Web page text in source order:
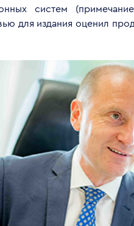
систем
для издания ​​оценил